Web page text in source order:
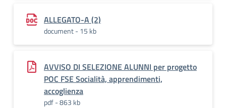
ALLEGATO-A (2)
document - 15 kb
AVVISO DI SELEZIONE ALUNNI per progetto
POC FSE Socialità, apprendimenti,
accoglienza
pdf - 863 kb